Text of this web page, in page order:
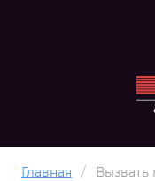
Главная / Вызвать